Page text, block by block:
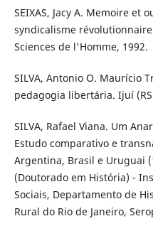
SEIXAS, Jacy A. Memoire et
syndicalisme
Sciences de l'Homme, 1992.
SILVA, Antonio O. Maurício
pedagogia libertária. Ijuí
SILVA, Rafael Viana. Um
Estudo comparativo e
Argentina, Brasil e Uruguai
(Doutorado em História) -
Sociais, Departamento de
Rural do Rio de Janeiro,